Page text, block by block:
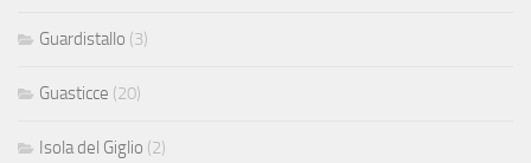
Guardistallo (3)
Guasticce (20)
Isola del Giglio (2)